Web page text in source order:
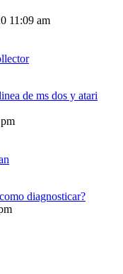
11:09 am
de ms dos y atari
diagnosticar?